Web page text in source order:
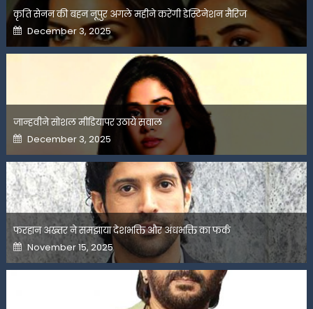
कृति सेनन की बहन नूपुर अगले महीने करेंगी डेस्टिनेशन मैरिज
Posted
on
December 3, 2025
जान्हवीने सोशल मीडियापर उठाये सवाल
Posted
on
December 3, 2025
फरहान अख्तर ने समझाया देशभक्ति और अंधभक्ति का फर्क
Posted
on
November 15, 2025